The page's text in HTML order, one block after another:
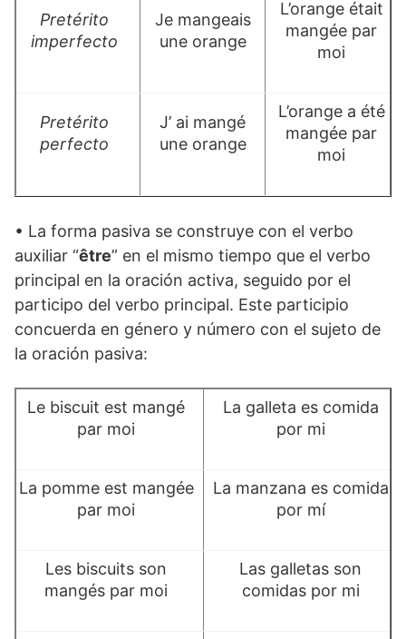
Pretérito
imperfecto
Je mangeais
une orange
L’orange était
mangée par
moi
Pretérito
perfecto
J’ ai mangé
une orange
L’orange a été
mangée par
moi
• La forma pasiva se construye con el verbo
auxiliar “être” en el mismo tiempo que el verbo
principal en la oración activa, seguido por el
participo del verbo principal. Este participio
concuerda en género y número con el sujeto de
la oración pasiva:
Le biscuit est mangé
par moi
La galleta es comida
por mi
La pomme est mangée
par moi
La manzana es comida
por mí
Les biscuits son
mangés par moi
Las galletas son
comidas por mi